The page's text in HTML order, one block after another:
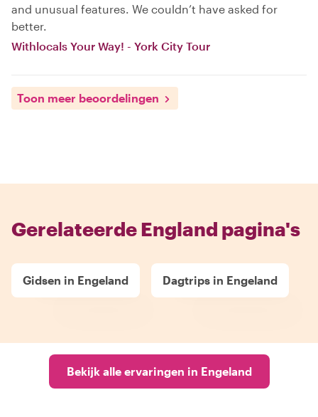
and unusual features. We couldn’t have asked for
better.
Withlocals Your Way! - York City Tour
Toon meer beoordelingen
Gerelateerde England pagina's
Gidsen in Engeland Dagtrips in Engeland
Bekijk alle ervaringen in Engeland